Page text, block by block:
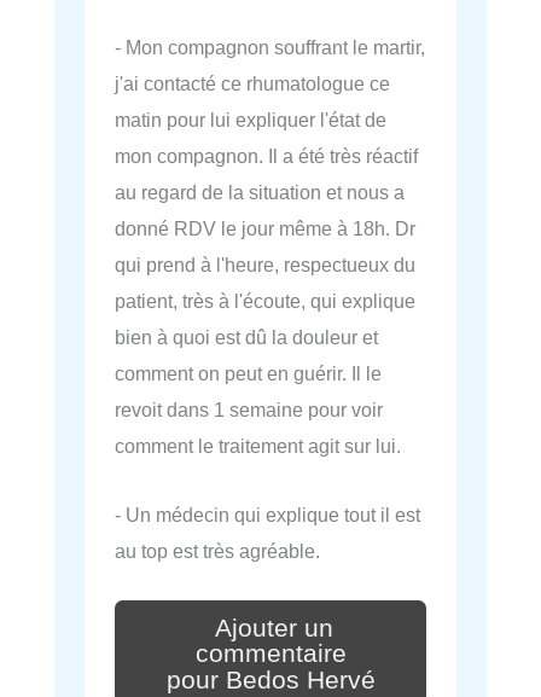
- Mon compagnon souffrant le martir,
j'ai contacté ce rhumatologue ce
matin pour lui expliquer l'état de
mon compagnon. Il a été très réactif
au regard de la situation et nous a
donné RDV le jour même à 18h. Dr
qui prend à l'heure, respectueux du
patient, très à l'écoute, qui explique
bien à quoi est dû la douleur et
comment on peut en guérir. Il le
revoit dans 1 semaine pour voir
comment le traitement agit sur lui.
- Un médecin qui explique tout il est
au top est très agréable.
Ajouter un
commentaire
pour Bedos Hervé